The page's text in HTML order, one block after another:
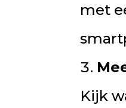
met
Kijk